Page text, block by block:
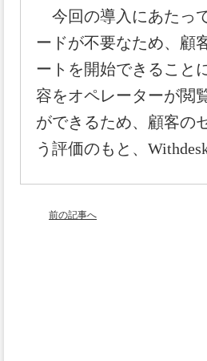
今回の導入にあたっ
ードが不要なため、顧
ートを開始できること
容をオペレーターが閲
ができるため、顧客の
う評価のもと、
前の記事へ